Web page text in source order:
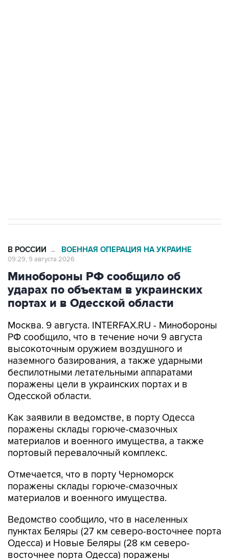
В РОССИИ → ВОЕННАЯ ОПЕРАЦИЯ НА УКРАИНЕ
09:29, 9 августа 2026
Минобороны РФ сообщило об
ударах по объектам в украинских
портах и в Одесской области
Москва. 9 августа. INTERFAX.RU - Минобороны
РФ сообщило, что в течение ночи 9 августа
высокоточным оружием воздушного и
наземного базирования, а также ударными
беспилотными летательными аппаратами
поражены цели в украинских портах и в
Одесской области.
Как заявили в ведомстве, в порту Одесса
поражены склады горюче-смазочных
материалов и военного имущества, а также
портовый перевалочный комплекс.
Отмечается, что в порту Черноморск
поражены склады горюче-смазочных
материалов и военного имущества.
Ведомство сообщило, что в населенных
пунктах Беляры (27 км северо-восточнее порта
Одесса) и Новые Беляры (28 км северо-
восточнее порта Одесса) поражены